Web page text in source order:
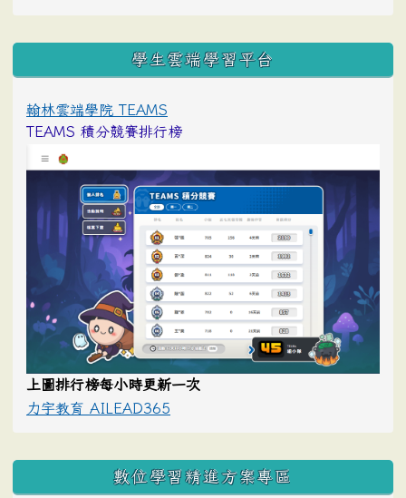
學生雲端學習平台
翰林雲端學院 TEAMS
TEAMS 積分競賽排行榜
上圖排行榜每小時更新一次
力宇教育 AILEAD365
數位學習精進方案專區